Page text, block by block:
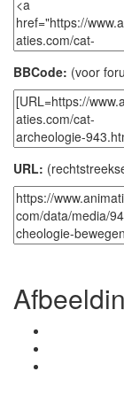
BBCode: (voor
URL: